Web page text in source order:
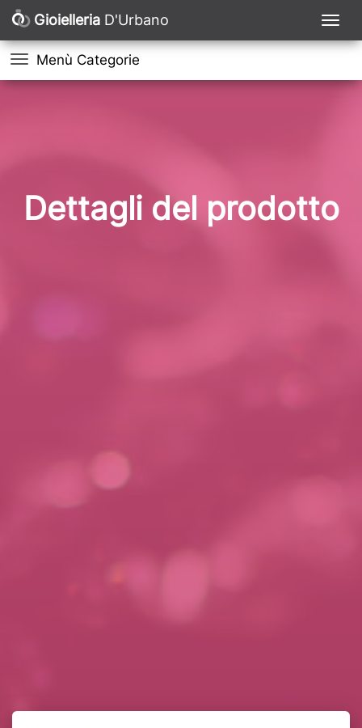
Gioielleria D'Urbano
Menù Categorie
Dettagli del prodotto